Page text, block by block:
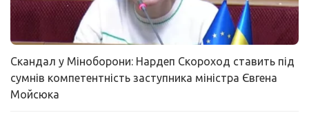
Скандал у Міноборони: Нардеп Скороход ставить під
сумнів компетентність заступника міністра Євгена
Мойсюка